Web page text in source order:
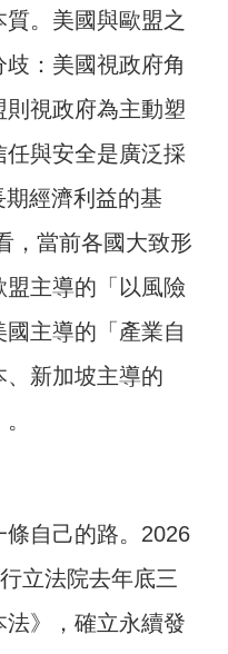
。美國與歐盟之
：美國視政府角
視政府為主動塑
與安全是廣泛採
經濟利益的基
，當前各國大致形
主導的「以風險
主導的「產業自
新加坡主導的
條自己的路。2026
立法院去年底三
》，確立永續發